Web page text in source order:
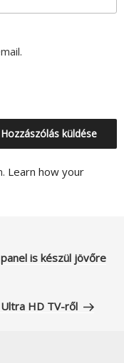
Learn how your
is készül jövőre
HD TV-ről